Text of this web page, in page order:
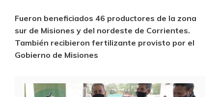
Fueron beneficiados 46 productores de la zona
sur de Misiones y del nordeste de Corrientes.
También recibieron fertilizante provisto por el
Gobierno de Misiones